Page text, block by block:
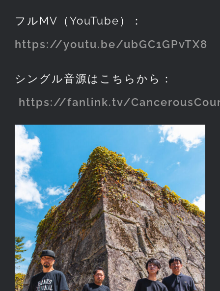
フルMV（YouTube）：
https://youtu.be/ubGC1GPvTX8
シングル音源はこちらから：
https://fanlink.tv/